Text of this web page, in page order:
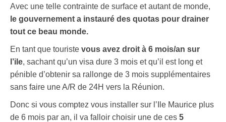
Avec une telle contrainte de surface et autant de monde,
le gouvernement a instauré des quotas pour drainer
tout ce beau monde.
En tant que touriste vous avez droit à 6 mois/an sur
l’ile, sachant qu’un visa dure 3 mois et qu’il est long et
pénible d’obtenir sa rallonge de 3 mois supplémentaires
sans faire une A/R de 24H vers la Réunion.
Donc si vous comptez vous installer sur l’Ile Maurice plus
de 6 mois par an, il va falloir choisir une de ces 5